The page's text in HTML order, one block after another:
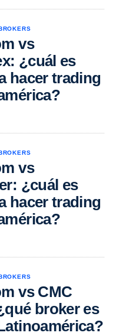
vs
¿cuál es
hacer trading
vs
¿cuál es
hacer trading
vs CMC
broker es